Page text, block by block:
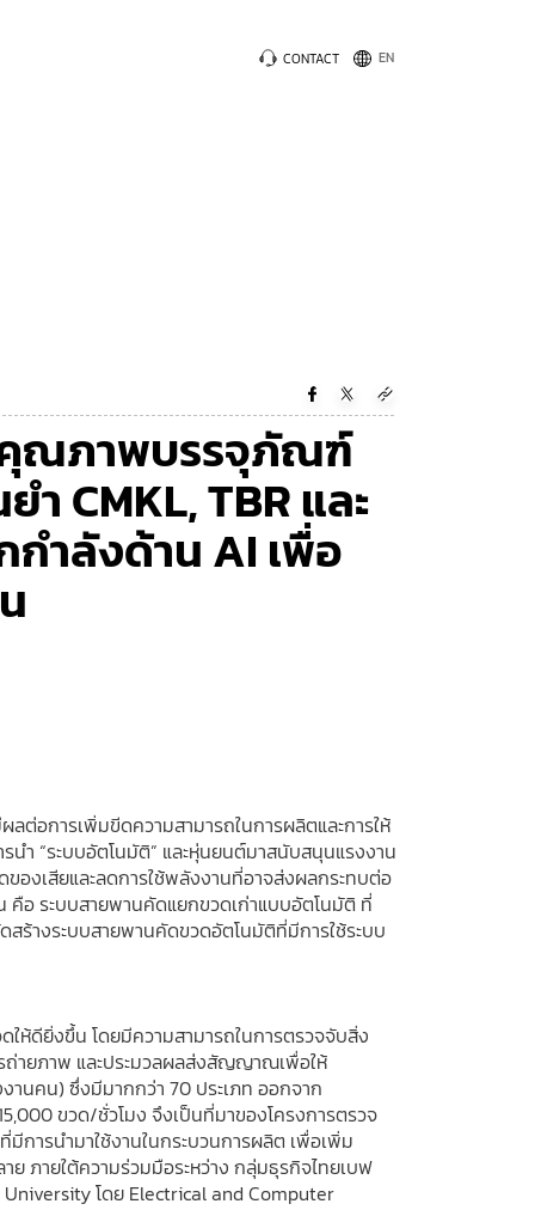
CONTACT
ณภาพบรรจุภัณฑ์
CMKL, TBR และ
กำลังด้าน AI เพื่อ
อการเพิ่มขีดความสามารถในการผลิตและการให้
ำ “ระบบอัตโนมัติ” และหุ่นยนต์มาสนับสนุนแรงงาน
องเสียและลดการใช้พลังงานที่อาจส่งผลกระทบต่อ
อ ระบบสายพานคัดแยกขวดเก่าแบบอัตโนมัติ ที่
ร้างระบบสายพานคัดขวดอัตโนมัติที่มีการใช้ระบบ
ดียิ่งขึ้น โดยมีความสามารถในการตรวจจับสิ่ง
ถ่ายภาพ และประมวลผลส่งสัญญาณเพื่อให้
านคน) ซึ่งมีมากกว่า 70 ประเภท ออกจาก
ขวด/ชั่วโมง จึงเป็นที่มาของโครงการตรวจ
ารนำมาใช้งานในกระบวนการผลิต เพื่อเพิ่ม
ภายใต้ความร่วมมือระหว่าง กลุ่มธุรกิจไทยเบฟ
University โดย Electrical and Computer